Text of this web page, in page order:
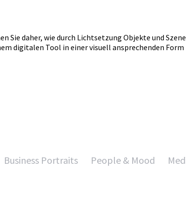
Sie daher, wie durch Lichtsetzung Objekte und
digitalen Tool in einer visuell ansprechenden
Business Portraits People & Mood